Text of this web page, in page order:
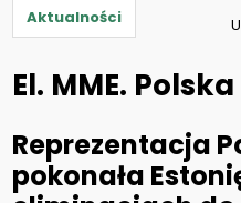
Aktualności
El. MME.
Reprezentacja
pokonała